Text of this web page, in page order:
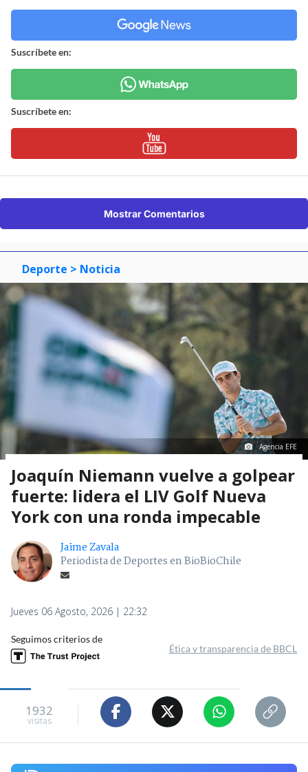
Suscríbete en:
Suscríbete en:
Mostrar Comentarios
Deporte > Noticia
Agencia EFE
Joaquín Niemann vuelve a golpear
fuerte: lidera el LIV Golf Nueva
York con una ronda impecable
Jaime Zavala
Periodista de Deportes en BioBioChile
Jueves 06 Agosto, 2026 | 22:32
Seguimos criterios de
Ética y transparencia de BBCL
1932
visitas